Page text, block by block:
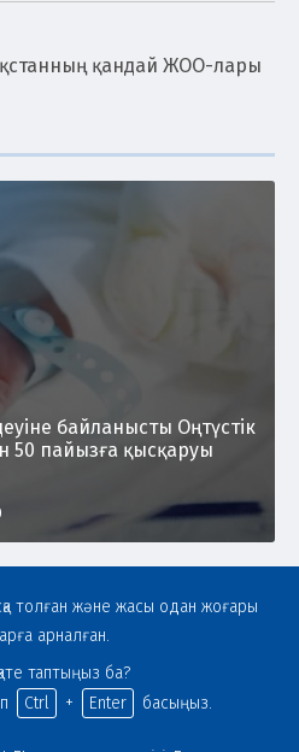
қандай ЖОО-лары
байланысты Оңтүстік
50 пайызға қысқаруы
толған және жасы одан жоғары
арналған.
таптыңыз ба?
Ctrl + Enter басыңыз.